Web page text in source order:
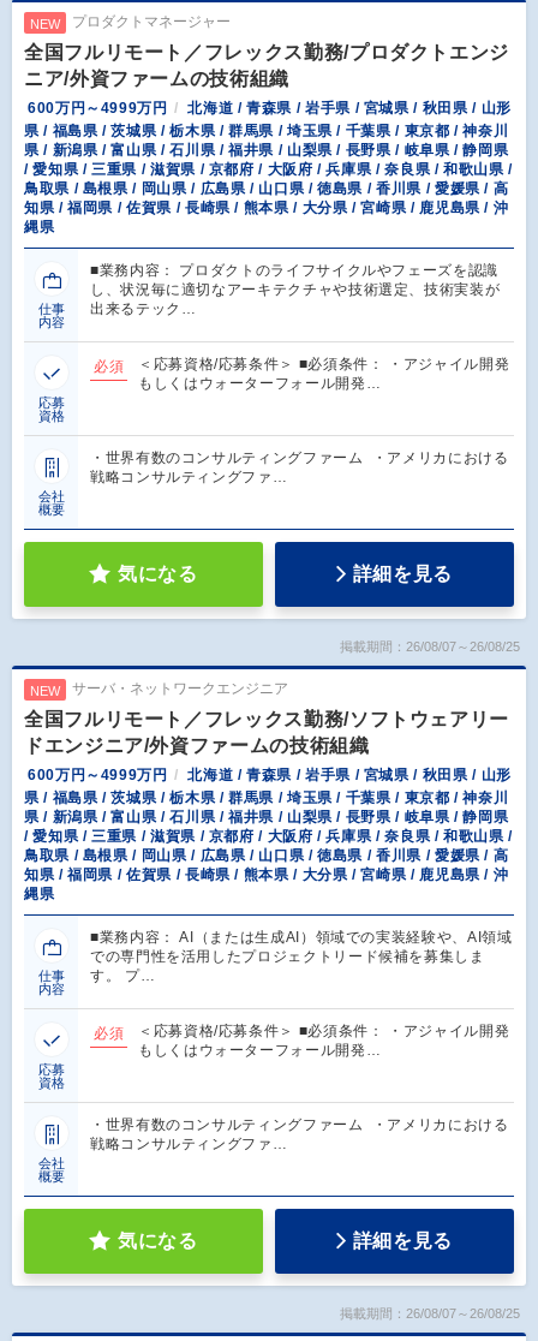
NEW プロダクトマネージャー
全国フルリモート／フレックス勤務/プロダクトエンジ
ニア/外資ファームの技術組織
600万円～4999万円
北海道 / 青森県 / 岩手県 / 宮城県 / 秋田県 / 山形
県 / 福島県 / 茨城県 / 栃木県 / 群馬県 / 埼玉県 / 千葉県 / 東京都 / 神奈川
県 / 新潟県 / 富山県 / 石川県 / 福井県 / 山梨県 / 長野県 / 岐阜県 / 静岡県
/ 愛知県 / 三重県 / 滋賀県 / 京都府 / 大阪府 / 兵庫県 / 奈良県 / 和歌山県 /
鳥取県 / 島根県 / 岡山県 / 広島県 / 山口県 / 徳島県 / 香川県 / 愛媛県 / 高
知県 / 福岡県 / 佐賀県 / 長崎県 / 熊本県 / 大分県 / 宮崎県 / 鹿児島県 / 沖
縄県
仕事
内容
■業務内容： プロダクトのライフサイクルやフェーズを認識
し、状況毎に適切なアーキテクチャや技術選定、技術実装が
出来るテック…
応募
資格
必須
＜応募資格/応募条件＞ ■必須条件： ・アジャイル開発
もしくはウォーターフォール開発…
会社
概要
・世界有数のコンサルティングファーム ・アメリカにおける
戦略コンサルティングファ…
気になる 詳細を見る
掲載期間：26/08/07～26/08/25
NEW サーバ・ネットワークエンジニア
全国フルリモート／フレックス勤務/ソフトウェアリー
ドエンジニア/外資ファームの技術組織
600万円～4999万円
北海道 / 青森県 / 岩手県 / 宮城県 / 秋田県 / 山形
県 / 福島県 / 茨城県 / 栃木県 / 群馬県 / 埼玉県 / 千葉県 / 東京都 / 神奈川
県 / 新潟県 / 富山県 / 石川県 / 福井県 / 山梨県 / 長野県 / 岐阜県 / 静岡県
/ 愛知県 / 三重県 / 滋賀県 / 京都府 / 大阪府 / 兵庫県 / 奈良県 / 和歌山県 /
鳥取県 / 島根県 / 岡山県 / 広島県 / 山口県 / 徳島県 / 香川県 / 愛媛県 / 高
知県 / 福岡県 / 佐賀県 / 長崎県 / 熊本県 / 大分県 / 宮崎県 / 鹿児島県 / 沖
縄県
仕事
内容
■業務内容： AI（または生成AI）領域での実装経験や、AI領域
での専門性を活用したプロジェクトリード候補を募集しま
す。 プ…
応募
資格
必須
＜応募資格/応募条件＞ ■必須条件： ・アジャイル開発
もしくはウォーターフォール開発…
会社
概要
・世界有数のコンサルティングファーム ・アメリカにおける
戦略コンサルティングファ…
気になる 詳細を見る
掲載期間：26/08/07～26/08/25